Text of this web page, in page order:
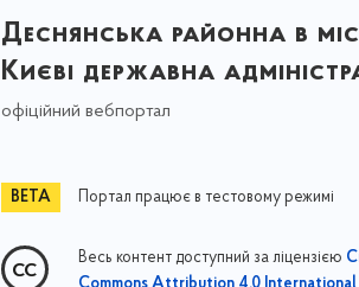
Деснянська районна в
Києві державна
офіційний вебпортал
Портал працює в тестовому режимі
Весь контент доступний за ліцензією